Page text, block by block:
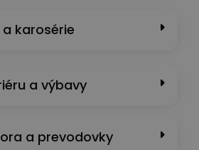
karosérie
a výbavy
a prevodovky